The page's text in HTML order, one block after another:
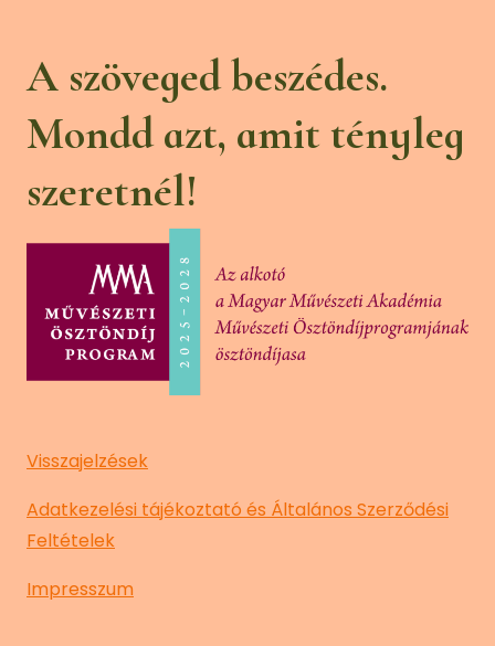
A szöveged beszédes.
Mondd azt, amit tényleg
szeretnél!
Visszajelzések
Adatkezelési tájékoztató és Általános Szerződési
Feltételek
Impresszum